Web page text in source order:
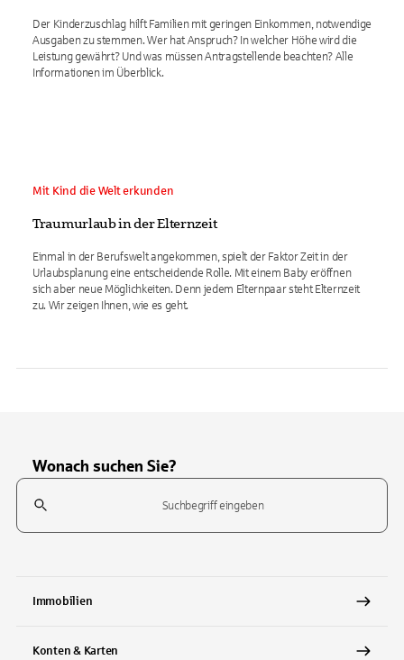
Der Kinderzuschlag hilft Familien mit geringen Einkommen, notwendige
Ausgaben zu stemmen. Wer hat Anspruch? In welcher Höhe wird die
Leistung gewährt? Und was müssen Antragstellende beachten? Alle
Informationen im Überblick.
Mit Kind die Welt erkunden
Traumurlaub in der Elternzeit
Einmal in der Berufswelt angekommen, spielt der Faktor Zeit in der
Urlaubsplanung eine entscheidende Rolle. Mit einem Baby eröffnen
sich aber neue Möglichkeiten. Denn jedem Elternpaar steht Elternzeit
zu. Wir zeigen Ihnen, wie es geht.
Wonach suchen Sie?
Suchfeld
Immobilien
Konten & Karten